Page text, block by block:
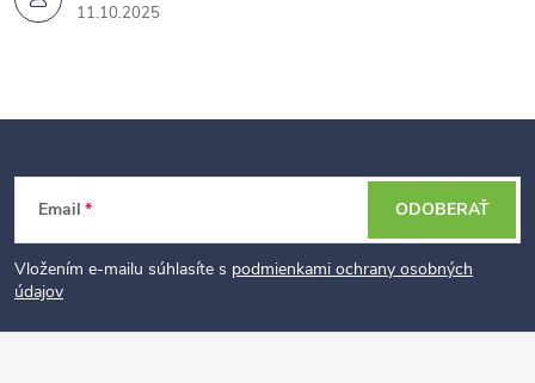
11.10.2025
t
Email
Vložením e-mailu súhlasíte s podmienkami ochrany osobných
údajov
ODOBERAŤ